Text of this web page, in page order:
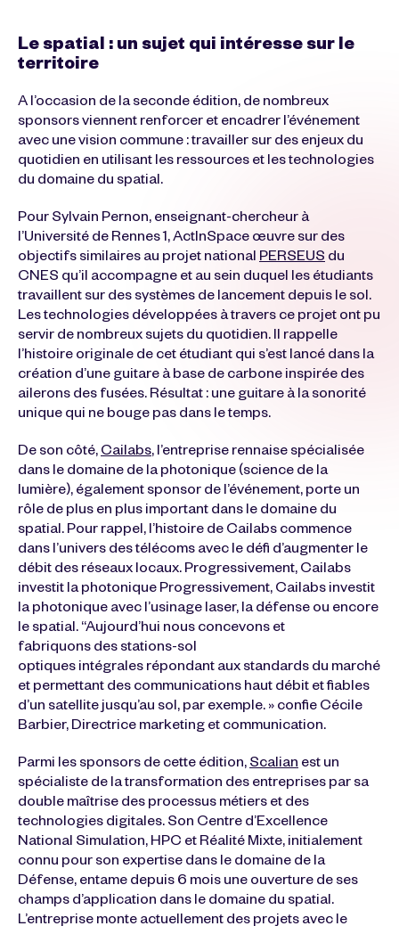
Le spatial : un sujet qui intéresse sur le
territoire
A l’occasion de la seconde édition, de nombreux
sponsors viennent renforcer et encadrer l’événement
avec une vision commune : travailler sur des enjeux du
quotidien en utilisant les ressources et les technologies
du domaine du spatial.
Pour Sylvain Pernon, enseignant-chercheur à
l’Université de Rennes 1, ActInSpace œuvre sur des
objectifs similaires au projet national PERSEUS du
CNES qu’il accompagne et au sein duquel les étudiants
travaillent sur des systèmes de lancement depuis le sol.
Les technologies développées à travers ce projet ont pu
servir de nombreux sujets du quotidien. Il rappelle
l’histoire originale de cet étudiant qui s’est lancé dans la
création d’une guitare à base de carbone inspirée des
ailerons des fusées. Résultat : une guitare à la sonorité
unique qui ne bouge pas dans le temps.
De son côté,Cailabs, l’entreprise rennaise spécialisée
dans le domaine de la photonique (science de la
lumière), également sponsor de l’événement, porte un
rôle de plus en plus important dans le domaine du
spatial. Pour rappel, l’histoire de Cailabs commence
dans l’univers des télécoms avec le défi d’augmenter le
débit des réseaux locaux. Progressivement, Cailabs
investit la photonique Progressivement, Cailabs investit
la photonique avec l’usinage laser, la défense ou encore
le spatial. “Aujourd’hui nous concevons et
fabriquons des stations-sol
optiques intégrales répondant aux standards du marché
et permettant des communications haut débit et fiables
d’un satellite jusqu’au sol, par exemple. » confie Cécile
Barbier, Directrice marketing et communication.
Parmi les sponsors de cette édition,Scalian est un
spécialiste de la transformation des entreprises par sa
double maîtrise des processus métiers et des
technologies digitales. Son Centre d’Excellence
National Simulation, HPC et Réalité Mixte, initialement
connu pour son expertise dans le domaine de la
Défense, entame depuis 6 mois une ouverture de ses
champs d’application dans le domaine du spatial.
L’entreprise monte actuellement des projets avec le